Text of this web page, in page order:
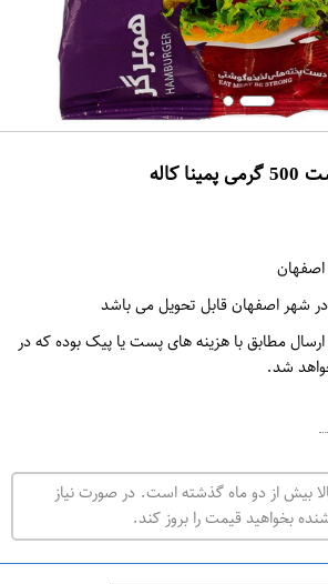
ف
ر
ت
ه
ر
ا
اصفهان
شهر اصفهان قابل تحویل می باشد
ارسال مطابق با هزینه های پست یا پیک بوده که در
شد.
بیش از دو ماه گذشته است. در صورت نیاز
بخواهید قیمت را بروز کند.